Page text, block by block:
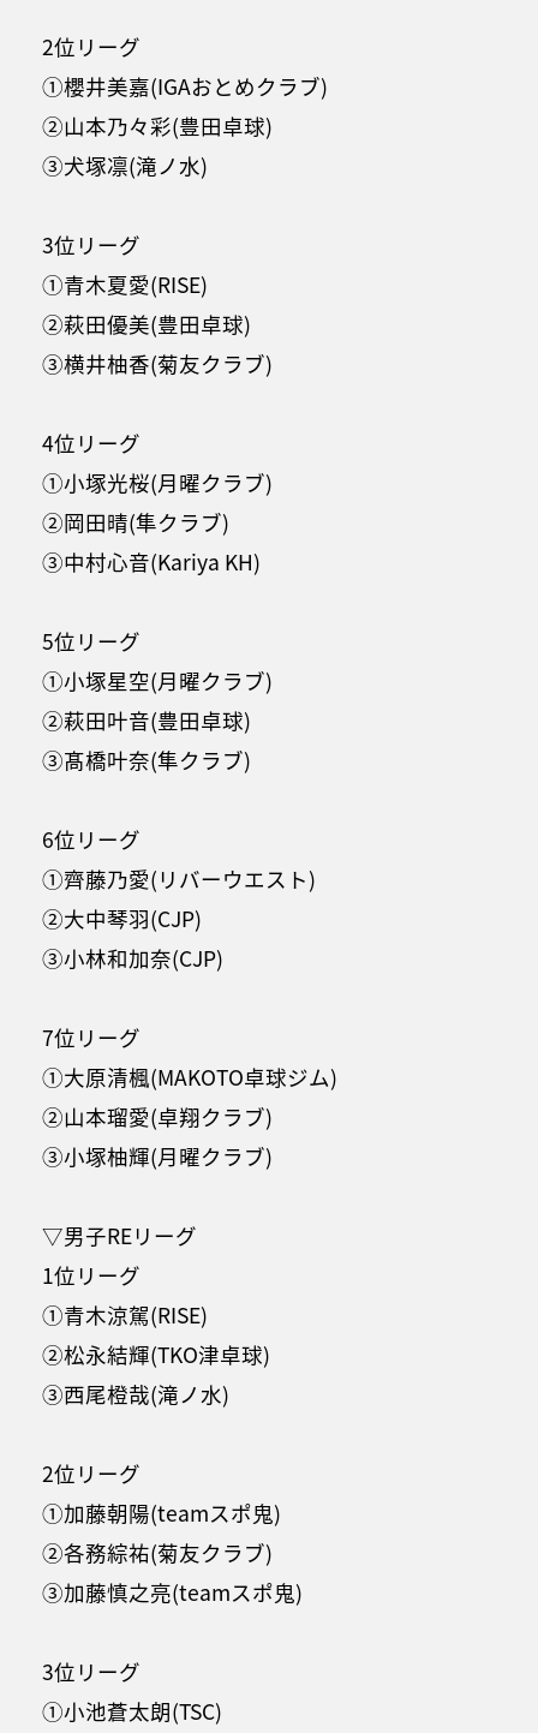
2位リーグ
①櫻井美嘉(IGAおとめクラブ)
②山本乃々彩(豊田卓球)
③犬塚凛(滝ノ水)
3位リーグ
①青木夏愛(RISE)
②萩田優美(豊田卓球)
③横井柚香(菊友クラブ)
4位リーグ
①小塚光桜(月曜クラブ)
②岡田晴(隼クラブ)
③中村心音(Kariya KH)
5位リーグ
①小塚星空(月曜クラブ)
②萩田叶音(豊田卓球)
③髙橋叶奈(隼クラブ)
6位リーグ
①齊藤乃愛(リバーウエスト)
②大中琴羽(CJP)
③小林和加奈(CJP)
7位リーグ
①大原清楓(MAKOTO卓球ジム)
②山本瑠愛(卓翔クラブ)
③小塚柚輝(月曜クラブ)
▽男子REリーグ
1位リーグ
①青木涼駕(RISE)
②松永結輝(TKO津卓球)
③西尾橙哉(滝ノ水)
2位リーグ
①加藤朝陽(teamスポ鬼)
②各務綜祐(菊友クラブ)
③加藤慎之亮(teamスポ鬼)
3位リーグ
①小池蒼太朗(TSC)